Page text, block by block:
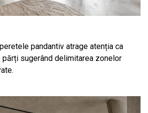
pandantiv atrage atenția ca
sugerând delimitarea zonelor